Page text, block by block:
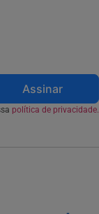
Assinar
política de privacidade.